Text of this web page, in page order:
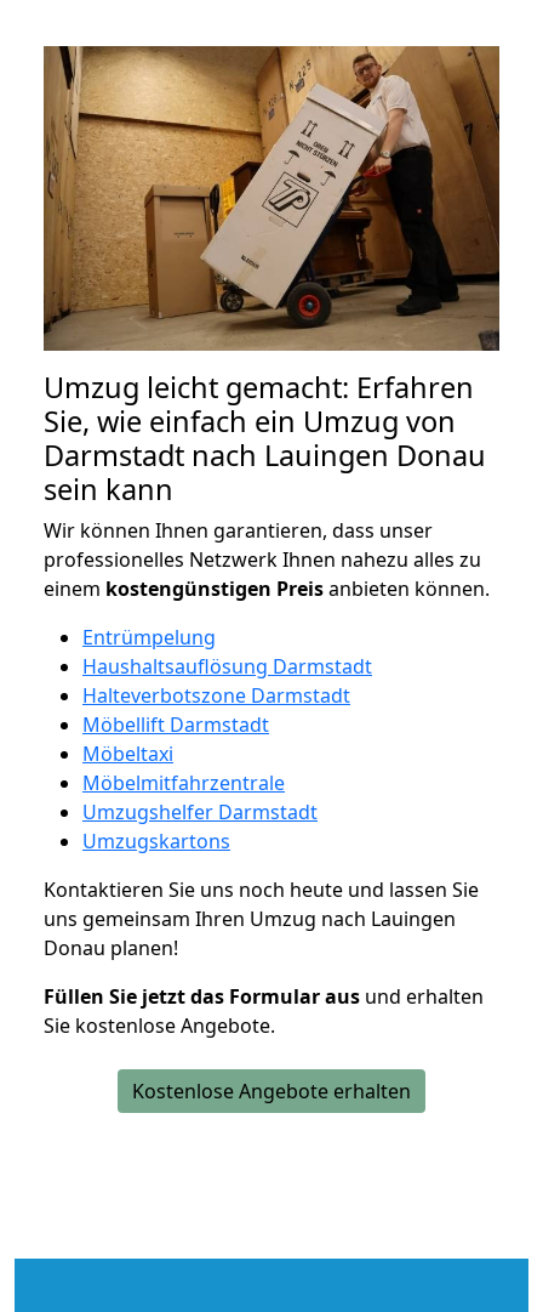
Umzug leicht gemacht: Erfahren
Sie, wie einfach ein Umzug von
Darmstadt nach Lauingen Donau
sein kann
Wir können Ihnen garantieren, dass unser
professionelles Netzwerk Ihnen nahezu alles zu
einem kostengünstigen Preisanbieten können.
Entrümpelung
Haushaltsauflösung Darmstadt
Halteverbotszone Darmstadt
Möbellift Darmstadt
Möbeltaxi
Möbelmitfahrzentrale
Umzugshelfer Darmstadt
Umzugskartons
Kontaktieren Sie uns noch heute und lassen Sie
uns gemeinsam Ihren Umzug nach Lauingen
Donau planen!
Füllen Sie jetzt das Formular aus und erhalten
Sie kostenlose Angebote.
Kostenlose Angebote erhalten